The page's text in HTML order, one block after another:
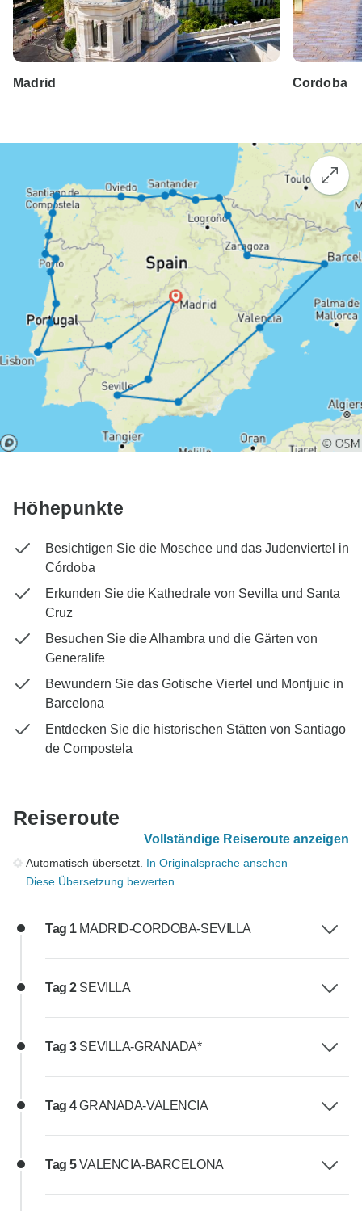
Madrid Cordoba
Höhepunkte
Besichtigen Sie die Moschee und das Judenviertel in
Córdoba
Erkunden Sie die Kathedrale von Sevilla und Santa
Cruz
Besuchen Sie die Alhambra und die Gärten von
Generalife
Bewundern Sie das Gotische Viertel und Montjuic in
Barcelona
Entdecken Sie die historischen Stätten von Santiago
de Compostela
Reiseroute
Vollständige Reiseroute anzeigen
Automatisch übersetzt. In Originalsprache ansehen
Diese Übersetzung bewerten
Tag 1 MADRID-CORDOBA-SEVILLA
Tag 2 SEVILLA
Tag 3 SEVILLA-GRANADA*
Tag 4GRANADA-VALENCIA
Tag 5VALENCIA-BARCELONA